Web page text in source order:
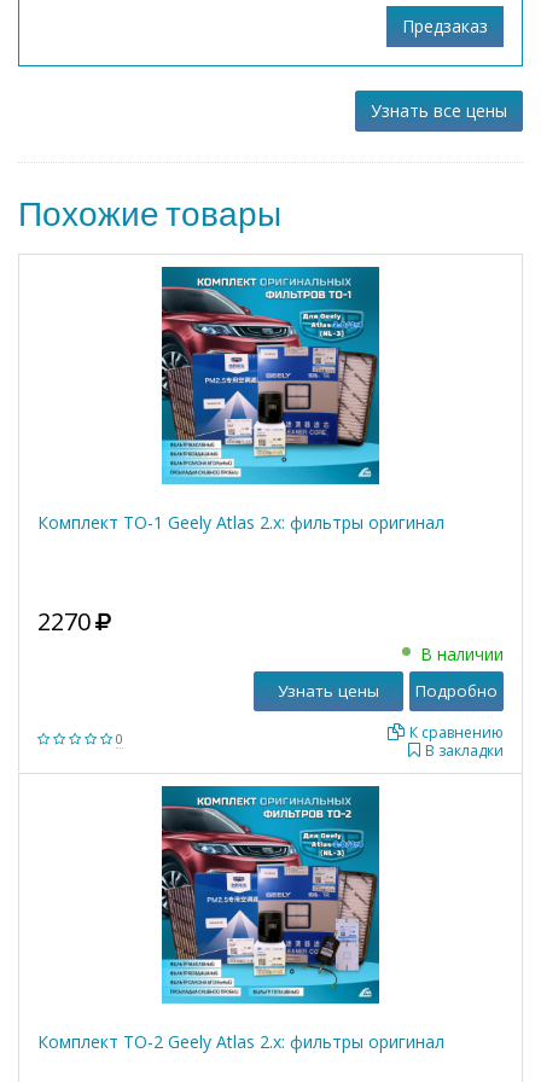
Узнать все цены
Похожие товары
Комплект ТО-1 Geely Atlas 2.x: фильтры оригинал
0
2270
В наличии
В закладки
К сравнению
Узнать цены Подробно
Комплект ТО-2 Geely Atlas 2.x: фильтры оригинал